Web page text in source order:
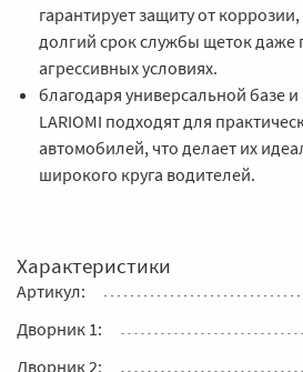
гарантирует защиту от
долгий срок службы щеток даже
агрессивных условиях.
благодаря универсальной базе
LARIOMI подходят для
автомобилей, что делает их
широкого круга водителей.
Характеристики
Артикул:
Дворник 1:
Дворник 2: